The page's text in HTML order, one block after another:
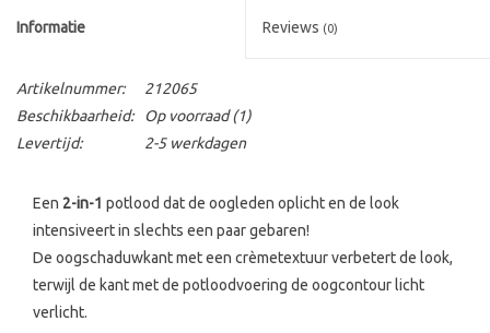
Informatie Reviews (0)
Artikelnummer:
212065
Beschikbaarheid:
Op voorraad(1)
Levertijd:
2-5 werkdagen
Een 2-in-1 potlood dat de oogleden oplicht en de look
intensiveert in slechts een paar gebaren!
De oogschaduwkant met een crèmetextuur verbetert de look,
terwijl de kant met de potloodvoering de oogcontour licht
verlicht.